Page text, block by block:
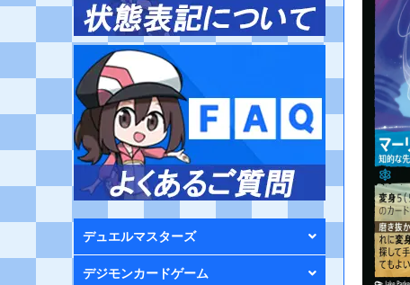
デュエルマスターズ
デジモンカードゲーム